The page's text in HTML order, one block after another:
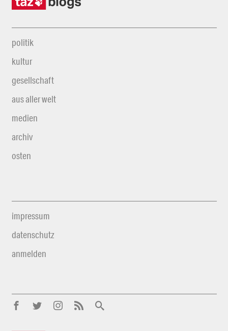
politik
kultur
gesellschaft
aus aller welt
medien
archiv
osten
impressum
datenschutz
anmelden